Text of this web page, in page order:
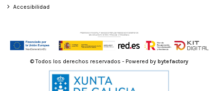
Accesibilidad
© Todos los derechos reservados - Powered by bytefactory